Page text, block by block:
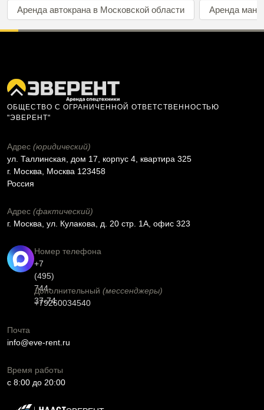
Аренда автокрана в Московской области Аренда
ОБЩЕСТВО С ОГРАНИЧЕННОЙ ОТВЕТСТВЕННОСТЬЮ
"ЭВЕРЕНТ"
Адрес (юридический)
ул. Таллинская, дом 17, корпус 4, квартира 325
г. Москва, Москва 123458
Россия
Адрес (фактический)
г. Москва, ул. Кулакова, д. 20 стр. 1А, офис 323
Номер телефона
+7
(495)
744-
37-74
Дополнительный (мессенджеры)
+79260034540
Почта
info@eve-rent.ru
Время работы
c 8:00 до 20:00